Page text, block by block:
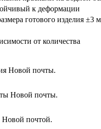
к деформации
готового изделия ±3
от количества
Новой почты.
Новой почты.
Новой почтой.